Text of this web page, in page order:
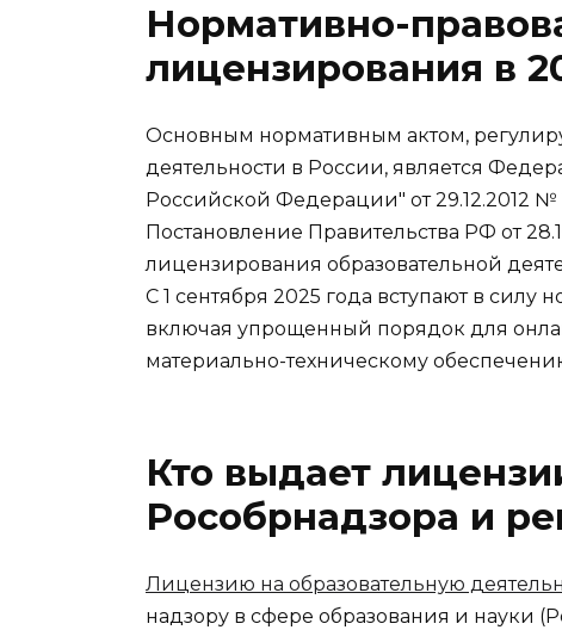
Нормативно-
лицензирования в
Основным нормативным актом,
деятельности в России, является
Российской Федерации" от 29.12.2012
Постановление Правительства РФ от
лицензирования образовательной
С 1 сентября 2025 года вступают в
включая упрощенный порядок для
материально-техническому
Кто выдает
Рособрнадзора и
Лицензию на образовательную
надзору в сфере образования и науки